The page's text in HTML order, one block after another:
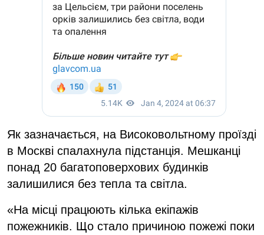
Як зазначається, на Високовольтному проїзді
в Москві спалахнула підстанція. Мешканці
понад 20 багатоповерхових будинків
залишилися без тепла та світла.
«На місці працюють кілька екіпажів
пожежників. Що стало причиною пожежі поки